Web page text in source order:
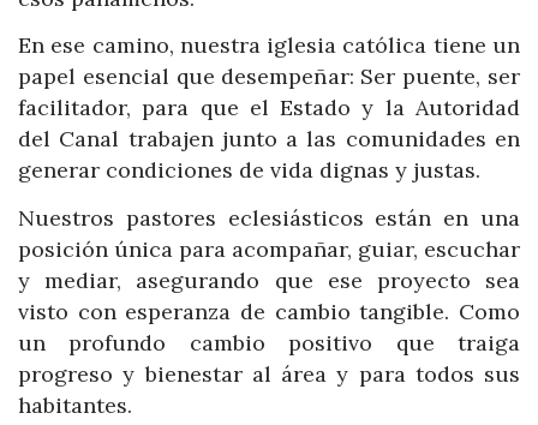
En ese camino, nuestra iglesia católica tiene un
papel esencial que desempeñar: Ser puente, ser
facilitador, para que el Estado y la Autoridad
del Canal trabajen junto a las comunidades en
generar condiciones de vida dignas y justas.
Nuestros pastores eclesiásticos están en una
posición única para acompañar, guiar, escuchar
y mediar, asegurando que ese proyecto sea
visto con esperanza de cambio tangible. Como
un profundo cambio positivo que traiga
progreso y bienestar al área y para todos sus
habitantes.